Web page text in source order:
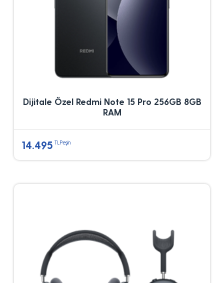
Dijitale Özel Redmi Note 15 Pro 256GB 8GB
RAM
14.495 TLPeşin